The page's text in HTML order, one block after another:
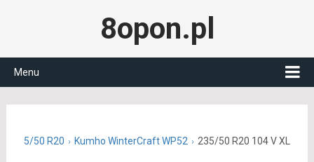
8opon.pl
Menu
235/50 R20 Kumho WinterCraft WP52 235/50 R20 104 V XL